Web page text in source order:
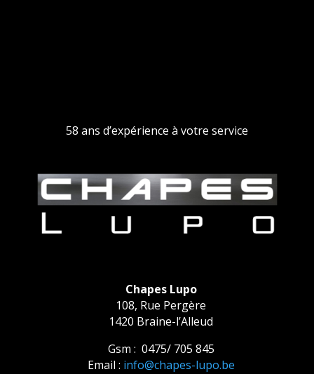
58 ans d’expérience à votre service
Chapes Lupo
108, Rue Pergère
1420 Braine-l’Alleud
Gsm : 0475/ 705 845
Email : info@chapes-lupo.be